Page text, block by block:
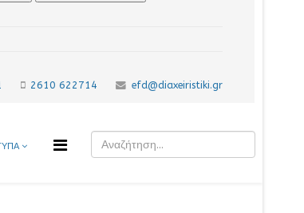
2610 622714 efd@diaxeiristiki.gr